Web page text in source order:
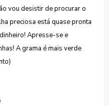
vou desistir de procurar o
preciosa está quase pronta
Apresse-se e
A grama é mais verde